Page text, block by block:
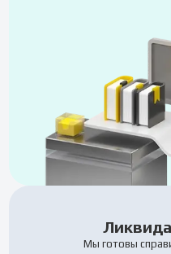
Мы готовы